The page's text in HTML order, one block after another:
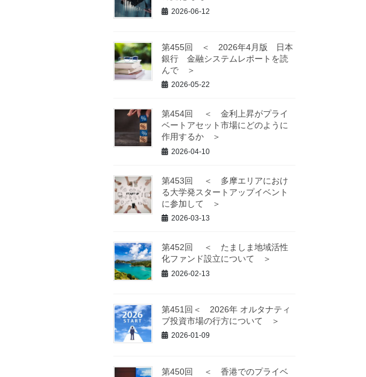
2026-06-12
第455回 ＜ 2026年4月版 日本
銀行 金融システムレポートを読
んで ＞
2026-05-22
第454回 ＜ 金利上昇がプライ
ベートアセット市場にどのように
作用するか ＞
2026-04-10
第453回 ＜ 多摩エリアにおけ
る大学発スタートアップイベント
に参加して ＞
2026-03-13
第452回 ＜ たましま地域活性
化ファンド設立について ＞
2026-02-13
第451回＜ 2026年 オルタナティ
ブ投資市場の行方について ＞
2026-01-09
第450回 ＜ 香港でのプライベ